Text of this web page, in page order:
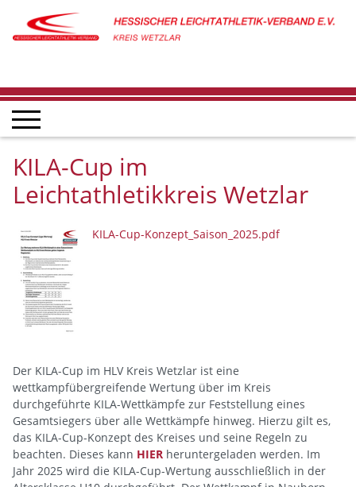
KILA-Cup im
Leichtathletikkreis Wetzlar
KILA-Cup-Konzept_Saison_2025.pdf
Der KILA-Cup im HLV Kreis Wetzlar ist eine
wettkampfübergreifende Wertung über im Kreis
durchgeführte KILA-Wettkämpfe zur Feststellung eines
Gesamtsiegers über alle Wettkämpfe hinweg. Hierzu gilt es,
das KILA-Cup-Konzept des Kreises und seine Regeln zu
beachten. Dieses kann HIER heruntergeladen werden. Im
Jahr 2025 wird die KILA-Cup-Wertung ausschließlich in der